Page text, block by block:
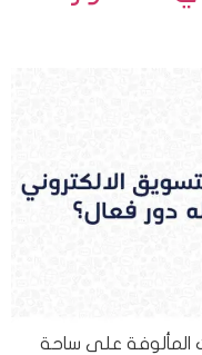
المألوفة على ساحة